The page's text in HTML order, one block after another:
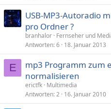
USB-MP3-Autoradio
pro Ordner ?
branhalor Fernseher und
Antworten 6 18. Januar 2013
E
mp3 Programm zum
normalisieren
erictfk Multimedia
Antworten 2 16. Januar 2010